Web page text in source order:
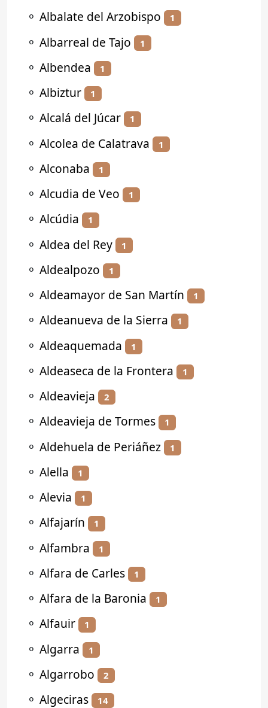
⚬ Albalate del Arzobispo 1
⚬ Albarreal de Tajo 1
⚬ Albendea 1
⚬ Albiztur 1
⚬ Alcalá del Júcar 1
⚬ Alcolea de Calatrava 1
⚬ Alconaba 1
⚬ Alcudia de Veo 1
⚬ Alcúdia 1
⚬ Aldea del Rey 1
⚬ Aldealpozo 1
⚬ Aldeamayor de San Martín 1
⚬ Aldeanueva de la Sierra 1
⚬ Aldeaquemada 1
⚬ Aldeaseca de la Frontera 1
⚬ Aldeavieja 2
⚬ Aldeavieja de Tormes 1
⚬ Aldehuela de Periáñez 1
⚬ Alella 1
⚬ Alevia 1
⚬ Alfajarín 1
⚬ Alfambra 1
⚬ Alfara de Carles 1
⚬ Alfara de la Baronia 1
⚬ Alfauir 1
⚬ Algarra 1
⚬ Algarrobo 2
⚬ Algeciras 14